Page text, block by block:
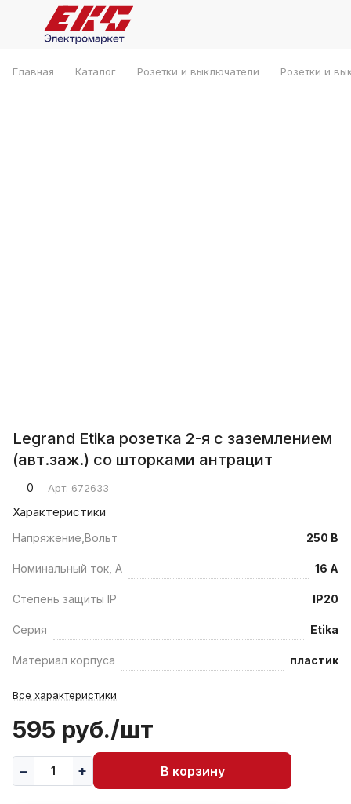
Главная Каталог Розетки и выключатели Розетки и
Legrand Etika розетка 2-я с заземлением
(авт.заж.) со шторками антрацит
0 Арт. 672633
Характеристики
Напряжение,Вольт 250 В
Номинальный ток, А 16 А
Степень защиты IP IP20
Серия Etika
Материал корпуса пластик
Все характеристики
595 руб./шт
В корзину